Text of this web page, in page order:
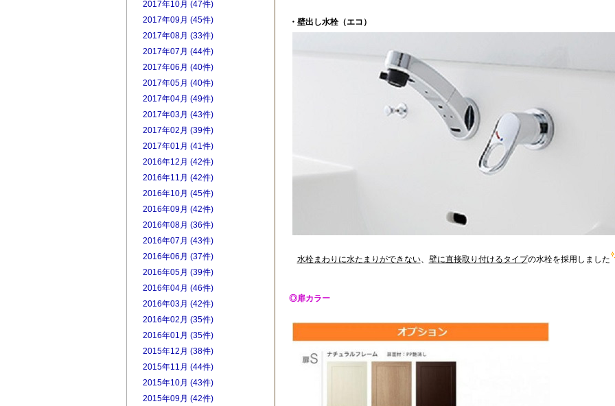
・壁出し水栓（エコ）
水栓まわりに水たまりができない、 壁に直接取り付けるタイプの水栓を採用しました
◎扉カラー
2017年10月 (47件)
2017年09月 (45件)
2017年08月 (33件)
2017年07月 (44件)
2017年06月 (40件)
2017年05月 (40件)
2017年04月 (49件)
2017年03月 (43件)
2017年02月 (39件)
2017年01月 (41件)
2016年12月 (42件)
2016年11月 (42件)
2016年10月 (45件)
2016年09月 (42件)
2016年08月 (36件)
2016年07月 (43件)
2016年06月 (37件)
2016年05月 (39件)
2016年04月 (46件)
2016年03月 (42件)
2016年02月 (35件)
2016年01月 (35件)
2015年12月 (38件)
2015年11月 (44件)
2015年10月 (43件)
2015年09月 (42件)